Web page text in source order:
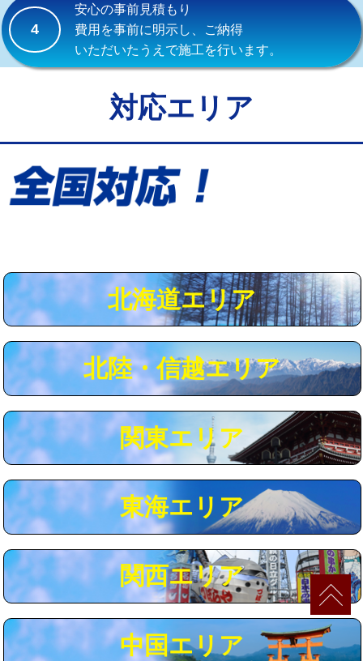
給水管工事※（ホール加工)
給水管工事※（バンド止め) 3,300円
給水管工事※（保温材使用（バンド止
5,500円
給水管工事※（土の掘削・埋め戻し作
業)
用（追加）/3ｍ超え)
給水管工事※（ライニング鋼管・銅
44,000円
給水管工事※（ライニング鋼管・銅
管・ポリ管・HT管使用/3ｍ超え)
+8,800円
マス交換（土の掘削・埋め戻し作業） 11,000円~
マス交換（深さ50㎝未満） 55,000円
マス交換（深さ50㎝以上） 66,000円
コンクリート斫り（厚さ10㎝まで） 27,500円
コンクリート斫り（厚さ10㎝超え） 38,500円
モルタル補修（厚さ10㎝まで） 27,500円
追加人工 16,500円
4
安心の事前見積もり
費用を事前に明示し、ご納得
いただいたうえで施工を行います。
対応エリア
北海道エリア
北陸・信越エリア
関東エリア
東海エリア
関西エリア
中国エリア